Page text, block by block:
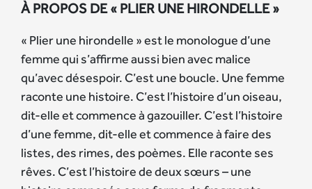
À PROPOS DE « PLIER UNE HIRONDELLE »
« Plier une hirondelle » est le monologue d’une
femme qui s’affirme aussi bien avec malice
qu’avec désespoir. C’est une boucle. Une femme
raconte une histoire. C’est l’histoire d’un oiseau,
dit-elle et commence à gazouiller. C’est l’histoire
d’une femme, dit-elle et commence à faire des
listes, des rimes, des poèmes. Elle raconte ses
rêves. C’est l’histoire de deux sœurs – une